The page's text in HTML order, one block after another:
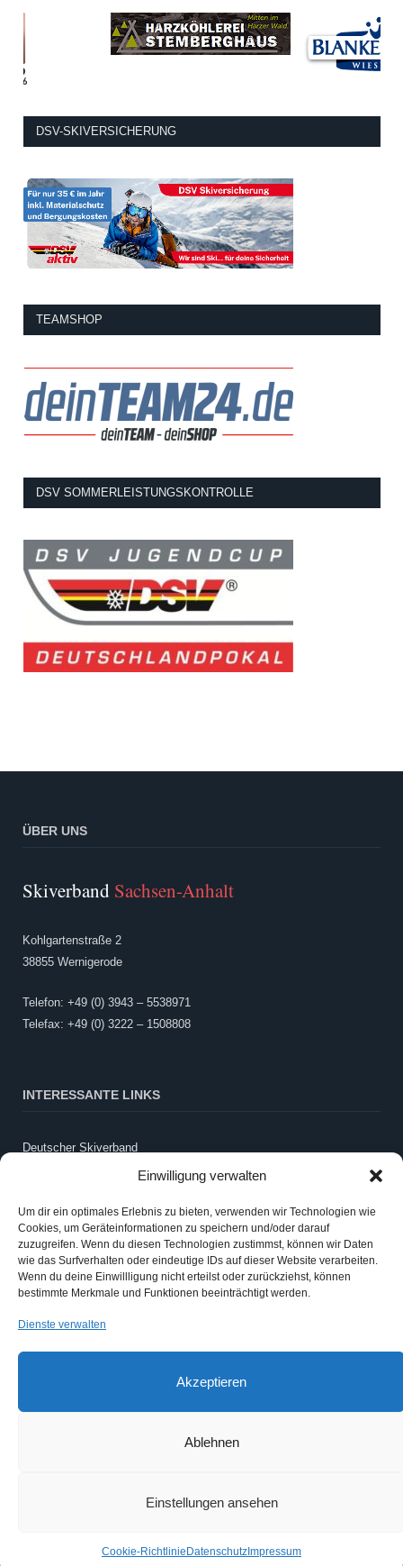
Einwilligung verwalten
Um dir ein optimales Erlebnis zu bieten, verwenden wir Technologien wie
Cookies, um Geräteinformationen zu speichern und/oder darauf
zuzugreifen. Wenn du diesen Technologien zustimmst, können wir Daten
wie das Surfverhalten oder eindeutige IDs auf dieser Website verarbeiten.
Wenn du deine Einwillligung nicht erteilst oder zurückziehst, können
bestimmte Merkmale und Funktionen beeinträchtigt werden.
Dienste verwalten
Akzeptieren
Ablehnen
Einstellungen ansehen
Cookie-Richtlinie Datenschutz Impressum
DSV-SKIVERSICHERUNG
TEAMSHOP
DSV SOMMERLEISTUNGSKONTROLLE
ÜBER UNS
Skiverband Sachsen-Anhalt
Kohlgartenstraße 2
38855 Wernigerode
Telefon: +49 (0) 3943 – 5538971
Telefax: +49 (0) 3222 – 1508808
INTERESSANTE LINKS
Deutscher Skiverband
LandesSportBund Sachsen-Anhalt
Schneebericht Harz
Webcam LLZ Sonnenberg
ANMELDEN
Kommentar-Feed
Copyright © 2016SVSA.